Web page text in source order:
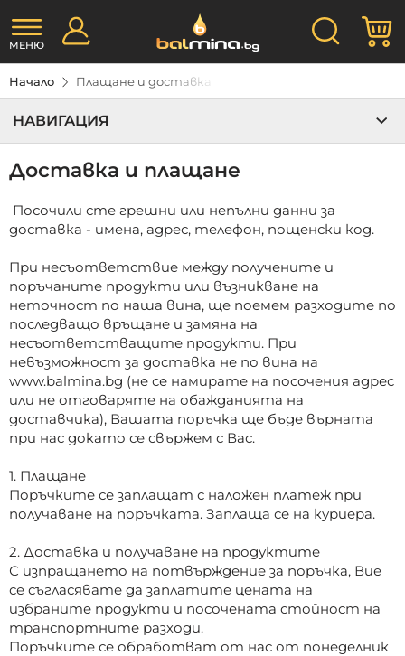
към
съдържанието
Търсене
МЕНЮ
Начало Плащане и доставка
Доставка и плащане
Посочили сте грешни или непълни данни за
доставка - имена, адрес, телефон, пощенски код.
При несъответствие между получените и
поръчаните продукти или възникване на
неточност по наша вина, ще поемем разходите по
последващо връщане и замяна на
несъответстващите продукти. При
невъзможност за доставка не по вина на
www.balmina.bg (не се намирате на посочения адрес
или не отговаряте на обажданията на
доставчика), Вашата поръчка ще бъде върната
при нас докато се свържем с Вас.
1. Плащане
Поръчките се заплащат с наложен платеж при
получаване на поръчката. Заплаща се на куриера.
2. Доставка и получаване на продуктите
С изпращането на потвърждение за поръчка, Вие
се съгласявате да заплатите цената на
избраните продукти и посочената стойност на
транспортните разходи.
Поръчките се обработват от нас от понеделник
НАВИГАЦИЯ